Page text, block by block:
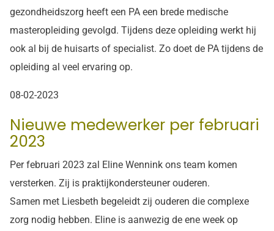
gezondheidszorg heeft een PA een brede medische
masteropleiding gevolgd. Tijdens deze opleiding werkt hij
ook al bij de huisarts of specialist. Zo doet de PA tijdens de
opleiding al veel ervaring op.
08-02-2023
Nieuwe medewerker per februari
2023
Per februari 2023 zal Eline Wennink ons team komen
versterken. Zij is praktijkondersteuner ouderen.
Samen met Liesbeth begeleidt zij ouderen die complexe
zorg nodig hebben. Eline is aanwezig de ene week op